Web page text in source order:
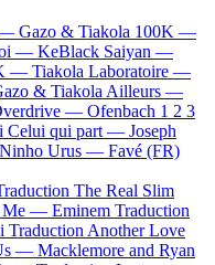
— Gazo & Tiakola 100K —
— KeBlack Saiyan —
— Tiakola Laboratoire —
& Tiakola Ailleurs —
— Ofenbach 1 2 3
Celui qui part — Joseph
Ninho Urus — Favé (FR)
The Real Slim
Me — Eminem Traduction
Traduction Another Love
— Macklemore and Ryan